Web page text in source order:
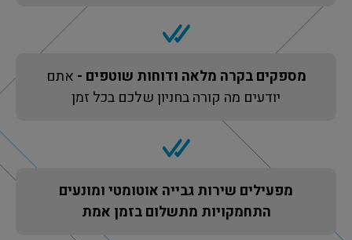
מספקים בקרה מלאה ודוחות שוטפים - אתם
יודעים מה קורה בחניון שלכם בכל זמן
מפעילים שירות גבייה אוטומטי ומונעים
התחמקויות מתשלום בזמן אמת